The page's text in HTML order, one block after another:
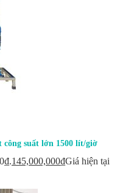
suất lớn 1500 lít/giờ
145,000,000₫Giá hiện tại